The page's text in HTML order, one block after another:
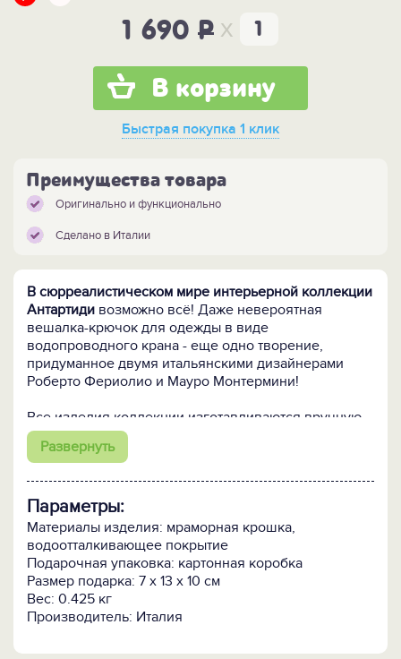
1 690 P x
В корзину
Быстрая покупка 1 клик
Преимущества товара
Оригинально и функционально
Сделано в Италии
В сюрреалистическом мире интерьерной коллекции
Антартиди возможно всё! Даже невероятная
вешалка-крючок для одежды в виде
водопроводного крана - еще одно творение,
придуманное двумя итальянскими дизайнерами
Роберто Фериолио и Мауро Монтермини!
Все изделия коллекции изготавливаются вручную
ограниченным тиражом!
Размер: диаметр крепления к стене - 7,5см,
максимальный отступ от стены - 13,5см.
Развернуть
Параметры:
Материалы изделия: мраморная крошка,
водоотталкивающее покрытие
Подарочная упаковка: картонная коробка
Размер подарка: 7 x 13 x 10 см
Вес: 0.425 кг
Производитель: Италия